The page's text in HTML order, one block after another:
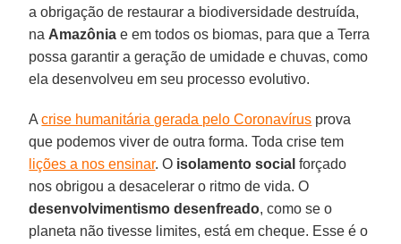
a obrigação de restaurar a biodiversidade destruída,
na Amazônia e em todos os biomas, para que a Terra
possa garantir a geração de umidade e chuvas, como
ela desenvolveu em seu processo evolutivo.
Acrise humanitária gerada pelo Coronavírus prova
que podemos viver de outra forma. Toda crise tem
lições a nos ensinar. O isolamento social forçado
nos obrigou a desacelerar o ritmo de vida. O
desenvolvimentismo desenfreado, como se o
planeta não tivesse limites, está em cheque. Esse é o